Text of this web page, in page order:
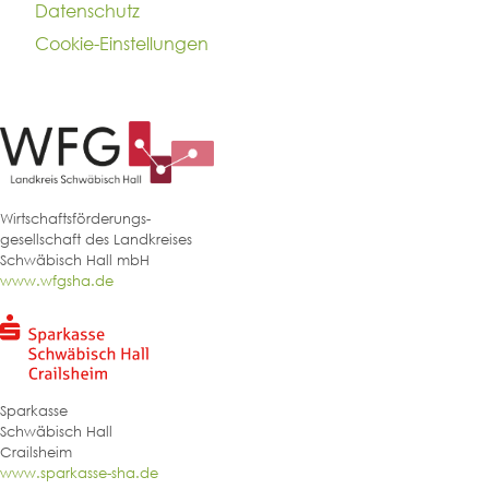
Datenschutz
Cookie-Einstellungen
Wirtschaftsförderungs-
gesellschaft des Landkreises
Schwäbisch Hall mbH
www.wfgsha.de
Sparkasse
Schwäbisch Hall
Crailsheim
www.sparkasse-sha.de